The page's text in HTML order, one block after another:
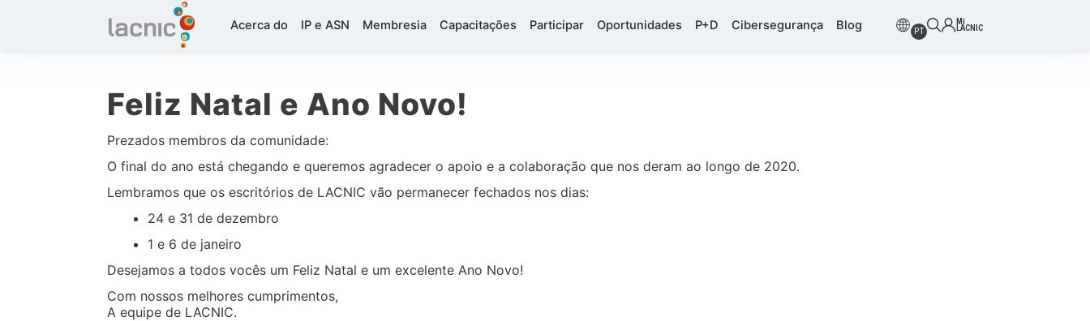
Acerca do IP e ASN Membresia Capacitações Participar Oportunidades P+D Cibersegurança Blog PT
Mi
LACNIC
Feliz Natal e Ano Novo!
Prezados membros da comunidade:
O final do ano está chegando e queremos agradecer o apoio e a colaboração que nos deram ao longo de 2020.
Lembramos que os escritórios de LACNIC vão permanecer fechados nos dias:
24 e 31 de dezembro
1 e 6 de janeiro
Desejamos a todos vocês um Feliz Natal e um excelente Ano Novo!
Com nossos melhores cumprimentos,
A equipe de LACNIC.